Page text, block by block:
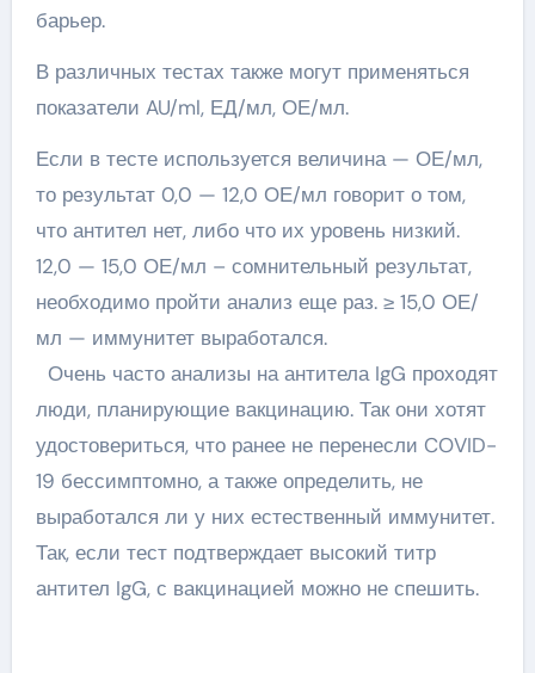
барьер.
В различных тестах также могут применяться
показатели AU/ml, ЕД/мл, ОЕ/мл.
Если в тесте используется величина — ОЕ/мл,
то результат 0,0 — 12,0 ОЕ/мл говорит о том,
что антител нет, либо что их уровень низкий.
12,0 — 15,0 ОЕ/мл – сомнительный результат,
необходимо пройти анализ еще раз. ≥ 15,0 ОЕ/
мл — иммунитет выработался.
Очень часто анализы на антитела IgG проходят
люди, планирующие вакцинацию. Так они хотят
удостовериться, что ранее не перенесли COVID-
19 бессимптомно, а также определить, не
выработался ли у них естественный иммунитет.
Так, если тест подтверждает высокий титр
антител IgG, с вакцинацией можно не спешить.